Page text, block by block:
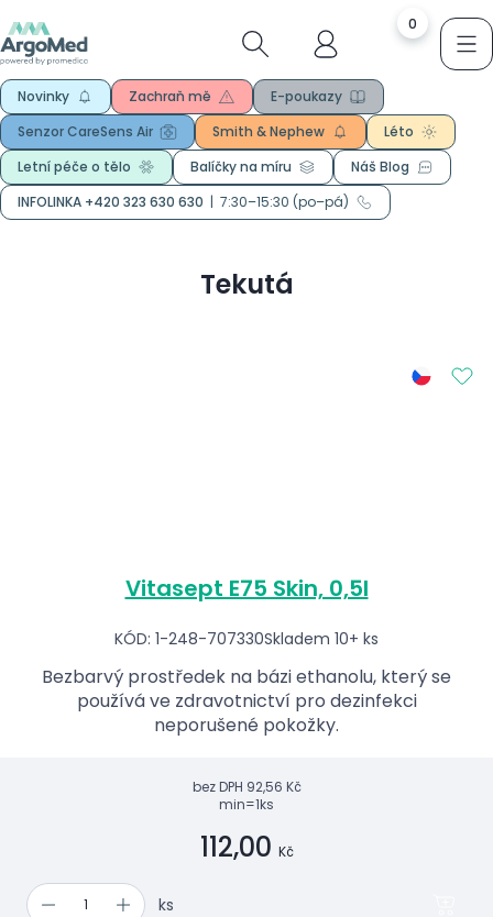
0
Novinky Zachraň mě
E-poukazy
Senzor CareSens Air
Smith & Nephew
Léto
Letní péče o tělo
Balíčky na míru
Náš Blog
INFOLINKA +420 323 630 630 | 7:30–15:30 (po–pá)
Tekutá
Vitasept E75 Skin, 0,5l
KÓD: 1-248-707330Skladem 10+ ks
Bezbarvý prostředek na bázi ethanolu, který se
používá ve zdravotnictví pro dezinfekci
neporušené pokožky.
bez DPH 92,56 Kč
min=1ks
112,00 Kč
ks